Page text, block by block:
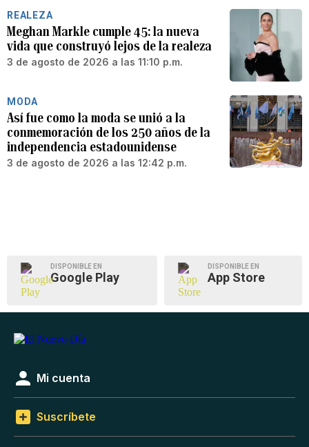
REALEZA
Meghan Markle cumple 45: la nueva
vida que construyó lejos de la realeza
3 de agosto de 2026 a las 11:10 p.m.
MODA
Así fue como la moda se unió a la
conmemoración de los 250 años de la
independencia estadounidense
3 de agosto de 2026 a las 12:42 p.m.
DISPONIBLE EN
Google Play
DISPONIBLE EN
App Store
Mi cuenta
Suscríbete